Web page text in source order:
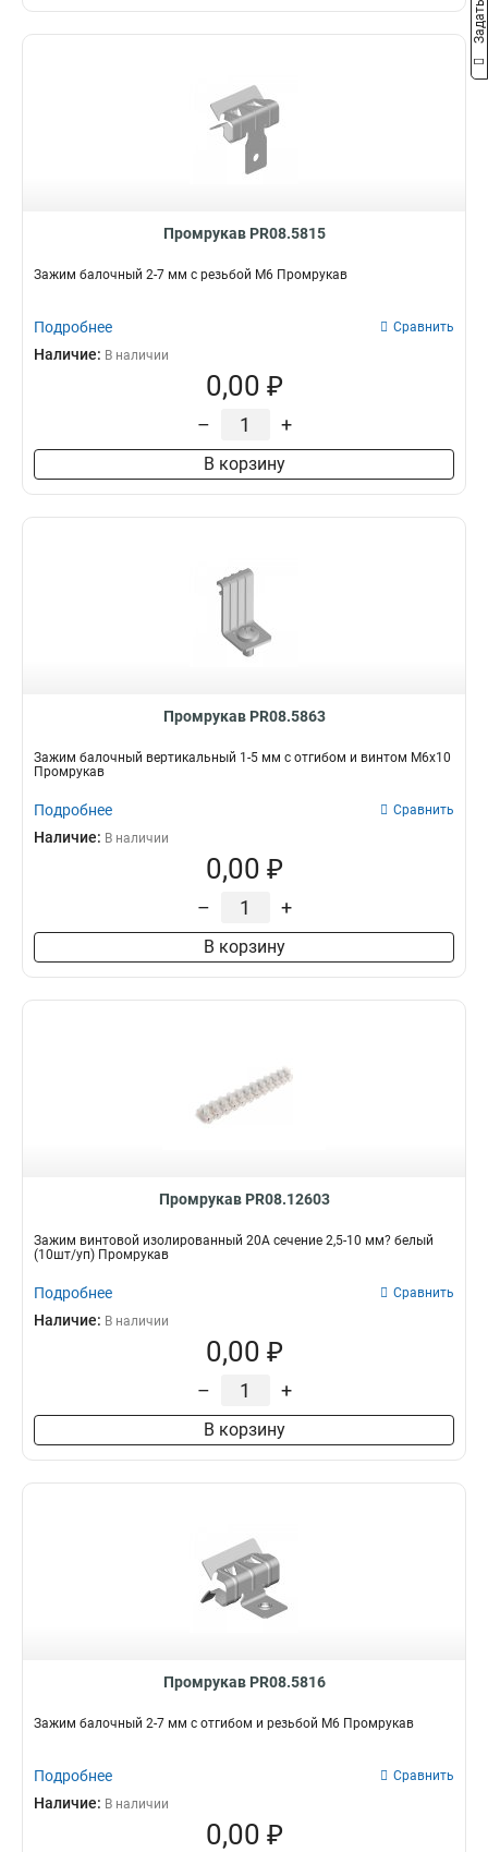
Промрукав PR08.5815
Зажим балочный 2-7 мм с резьбой М6 Промрукав
Подробнее Сравнить
Наличие: В наличии
0,00 ₽
– +
В корзину
Промрукав PR08.5863
Зажим балочный вертикальный 1-5 мм с отгибом и винтом М6х10
Промрукав
Подробнее Сравнить
Наличие: В наличии
0,00 ₽
– +
В корзину
Промрукав PR08.12603
Зажим винтовой изолированный 20А сечение 2,5-10 мм? белый
(10шт/уп) Промрукав
Подробнее Сравнить
Наличие: В наличии
0,00 ₽
– +
В корзину
Промрукав PR08.5816
Зажим балочный 2-7 мм с отгибом и резьбой М6 Промрукав
Подробнее Сравнить
Наличие: В наличии
0,00 ₽